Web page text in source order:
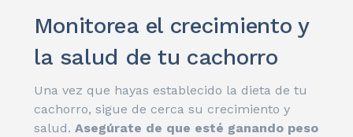
Monitorea el crecimiento y
la salud de tu cachorro
Una vez que hayas establecido la dieta de tu
cachorro, sigue de cerca su crecimiento y
salud. Asegúrate de que esté ganando peso